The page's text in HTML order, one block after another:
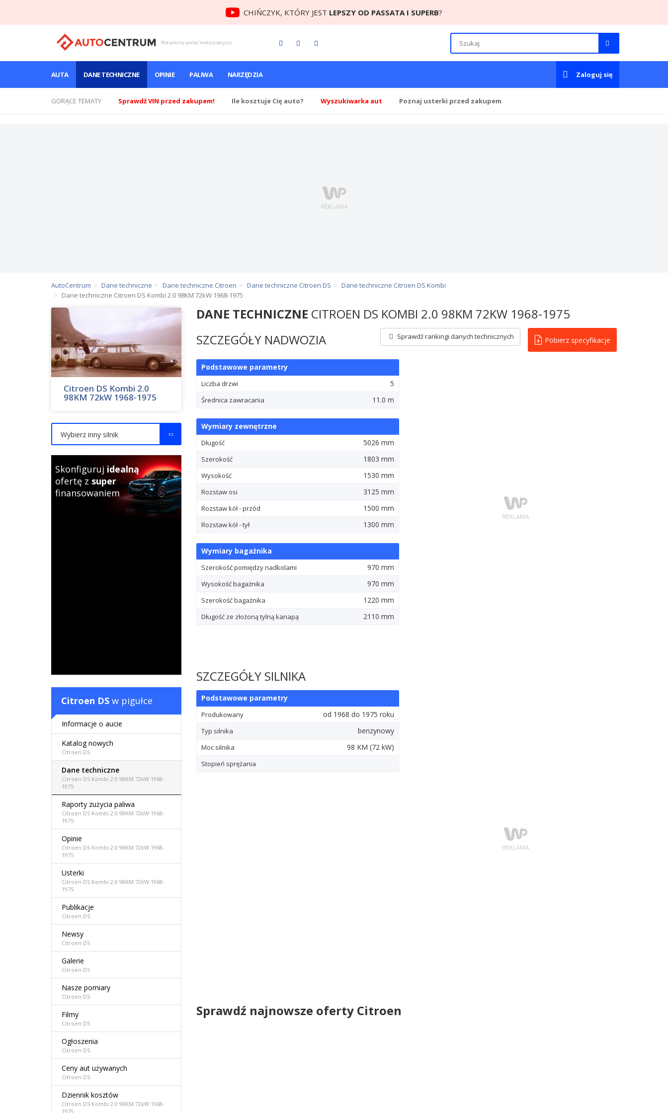
CHIŃCZYK, KTÓRY JEST LEPSZY OD PASSATA I SUPERB?
Niezależny portal motoryzacyjny
AUTA DANE TECHNICZNE OPINIE PALIWA NARZĘDZIA Zaloguj się
GORĄCE TEMATY Sprawdź VIN przed zakupem! Ile kosztuje Cię auto? Wyszukiwarka aut Poznaj usterki przed zakupem
AutoCentrum Dane techniczne Dane techniczne Citroen Dane techniczne Citroen DS
Dane techniczne Citroen DS Kombi
Dane techniczne Citroen DS Kombi 2.0 98KM 72kW 1968-1975
DANE TECHNICZNE CITROEN DS KOMBI 2.0 98KM 72KW 1968-1975
SZCZEGÓŁY NADWOZIA
Pobierz specyfikacje
Sprawdź rankingi danych technicznych
Podstawowe parametry
Liczba drzwi 5
Średnica zawracania 11.0 m
Wymiary zewnętrzne
Długość 5026 mm
Szerokość 1803 mm
Wysokość 1530 mm
Rozstaw osi 3125 mm
Rozstaw kół - przód 1500 mm
Rozstaw kół - tył 1300 mm
Wymiary bagażnika
Szerokość pomiędzy nadkolami 970 mm
Wysokość bagażnika 970 mm
Szerokość bagażnika 1220 mm
Długość ze złożoną tylną kanapą 2110 mm
SZCZEGÓŁY SILNIKA
Podstawowe parametry
Produkowany od 1968 do 1975 roku
Typ silnika benzynowy
Moc silnika 98 KM (72 kW)
Stopień sprężania
Sprawdź najnowsze oferty Citroen
Citroen DS Kombi 2.0
98KM 72kW 1968-1975
Wybierz inny silnik
Skonfiguruj idealną
ofertę z super
finansowaniem
Citroen DS w pigułce
Informacje o aucie
Katalog nowych
Citroen DS
Dane techniczne
Citroen DS Kombi 2.0 98KM 72kW 1968-
1975
Raporty zużycia paliwa
Citroen DS Kombi 2.0 98KM 72kW 1968-
1975
Opinie
Citroen DS Kombi 2.0 98KM 72kW 1968-
1975
Usterki
Citroen DS Kombi 2.0 98KM 72kW 1968-
1975
Publikacje
Citroen DS
Newsy
Citroen DS
Galerie
Citroen DS
Nasze pomiary
Citroen DS
Filmy
Citroen DS
Ogłoszenia
Citroen DS
Ceny aut używanych
Citroen DS
Dziennik kosztów
Citroen DS Kombi 2.0 98KM 72kW 1968-
1975